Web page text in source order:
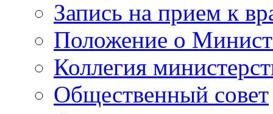
Запись на прием к
Положение о
Коллегия
Общественный совет